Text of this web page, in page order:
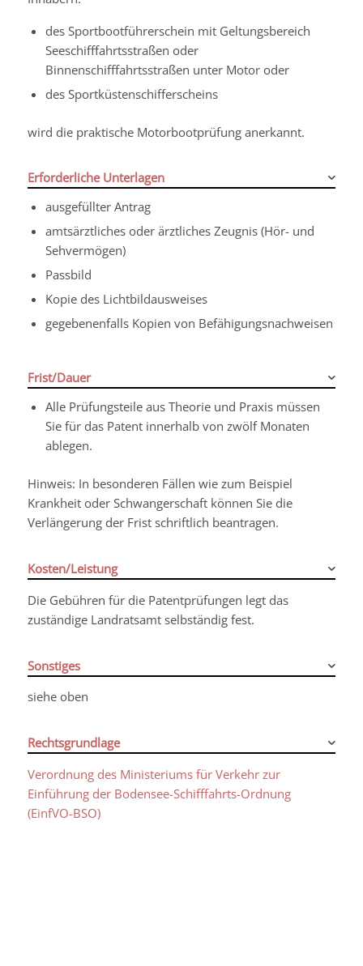
des Sportbootführerschein mit Geltungsbereich
Seeschifffahrtsstraßen oder
Binnenschifffahrtsstraßen unter Motor oder
des Sportküstenschifferscheins
wird die praktische Motorbootprüfung anerkannt.
Erforderliche Unterlagen
ausgefüllter Antrag
amtsärztliches oder ärztliches Zeugnis (Hör- und
Sehvermögen)
Passbild
Kopie des Lichtbildausweises
gegebenenfalls Kopien von Befähigungsnachweisen
Frist/Dauer
Alle Prüfungsteile aus Theorie und Praxis müssen
Sie für das Patent innerhalb von zwölf Monaten
ablegen.
Hinweis: In besonderen Fällen wie zum Beispiel
Krankheit oder Schwangerschaft können Sie die
Verlängerung der Frist schriftlich beantragen.
Kosten/Leistung
Die Gebühren für die Patentprüfungen legt das
zuständige Landratsamt selbständig fest.
Sonstiges
siehe oben
Rechtsgrundlage
Verordnung des Ministeriums für Verkehr zur
Einführung der Bodensee-Schifffahrts-Ordnung
(EinfVO-BSO)